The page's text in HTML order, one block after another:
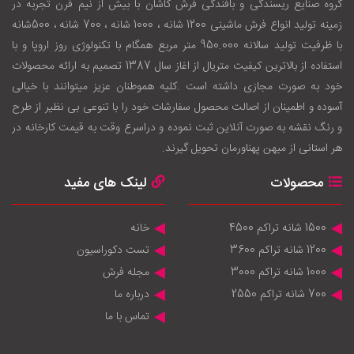
گروه صنایع ریسندگی و بافندگی فرش کاشان با بيش از نيم قرن تجربه در
زمينه توليد انواع فرش ماشینی 1200 شانه ، 1000 شانه ، 700 شانه ، 500شانه
با ظرفيت توليد سالانه 950.000 متر مربع همگام با تکنولوژی روز اروپا و با
استفاده از بالاترين کيفيت متريال از اغاز سال 1387 تصميم به ارائه محصولات
خود به صورت مجازی داشته است .کليه هموطنان عزيز ميتوانند با خيالی
آسوده و اطمينان از اصالت محصول سفارشات خود را با تنوعی بی نظير از طرح
و رنگ نقشه به صورت آنلاين ثبت نموده و دراسرع وقت به قيمت کارخانه در
هر استانی از ميهن پهناورمان تحويل گيرند.
محصولات
1500 شانه تراکم 4500
1200 شانه تراکم 3600
1000 شانه تراکم 3000
700 شانه تراکم 2550
لینک های مفید
خانه
تست دکوراسیون
مجله فرش
درباره ما
تماس با ما